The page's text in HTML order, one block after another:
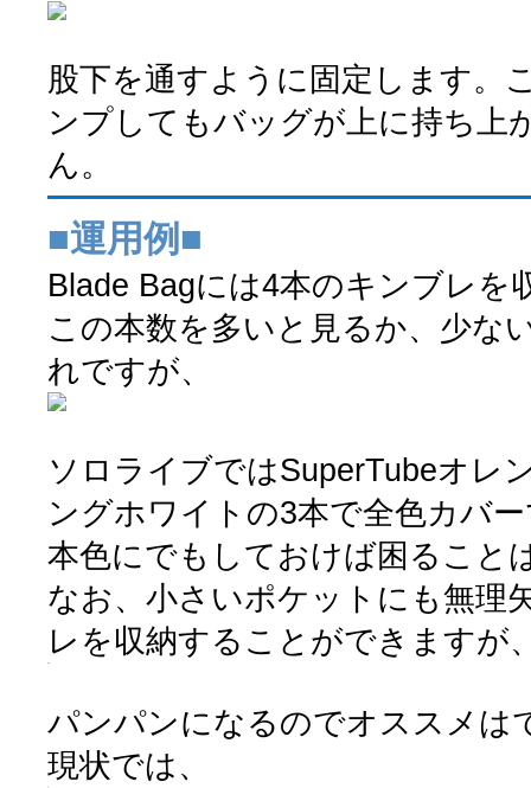
股下を通すように固定します。
ンプしてもバッグが上に持ち上
ん。
■運用例■
Blade Bagには4本のキンブレを
この本数を多いと見るか、少な
れですが、
ソロライブではSuperTubeオレ
ングホワイトの3本で全色カバ
本色にでもしておけば困ること
なお、小さいポケットにも無理
レを収納することができますが
パンパンになるのでオススメは
現状では、